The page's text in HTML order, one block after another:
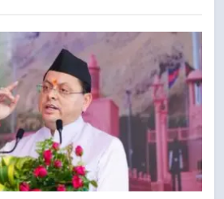
एमडीडीए बोर्ड बैठक में 25 विकास प्रस्तावों